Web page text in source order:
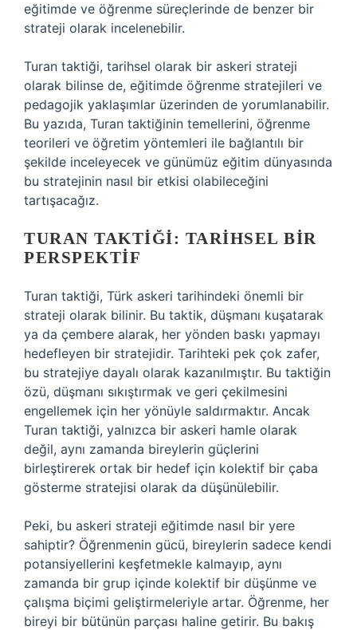
eğitimde ve öğrenme süreçlerinde de benzer bir
strateji olarak incelenebilir.
Turan taktiği, tarihsel olarak bir askeri strateji
olarak bilinse de, eğitimde öğrenme stratejileri ve
pedagojik yaklaşımlar üzerinden de yorumlanabilir.
Bu yazıda, Turan taktiğinin temellerini, öğrenme
teorileri ve öğretim yöntemleri ile bağlantılı bir
şekilde inceleyecek ve günümüz eğitim dünyasında
bu stratejinin nasıl bir etkisi olabileceğini
tartışacağız.
TURAN TAKTIĞI: TARIHSEL BIR
PERSPEKTIF
Turan taktiği, Türk askeri tarihindeki önemli bir
strateji olarak bilinir. Bu taktik, düşmanı kuşatarak
ya da çembere alarak, her yönden baskı yapmayı
hedefleyen bir stratejidir. Tarihteki pek çok zafer,
bu stratejiye dayalı olarak kazanılmıştır. Bu taktiğin
özü, düşmanı sıkıştırmak ve geri çekilmesini
engellemek için her yönüyle saldırmaktır. Ancak
Turan taktiği, yalnızca bir askeri hamle olarak
değil, aynı zamanda bireylerin güçlerini
birleştirerek ortak bir hedef için kolektif bir çaba
gösterme stratejisi olarak da düşünülebilir.
Peki, bu askeri strateji eğitimde nasıl bir yere
sahiptir? Öğrenmenin gücü, bireylerin sadece kendi
potansiyellerini keşfetmekle kalmayıp, aynı
zamanda bir grup içinde kolektif bir düşünme ve
çalışma biçimi geliştirmeleriyle artar. Öğrenme, her
bireyi bir bütünün parçası haline getirir. Bu bakış